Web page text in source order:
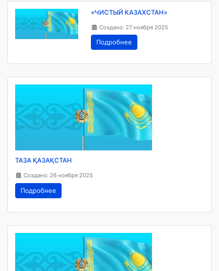
«ЧИСТЫЙ КАЗАХСТАН»
Создано: 27 ноября 2025
Подробнее
ТАЗА ҚАЗАҚСТАН
Создано: 26 ноября 2025
Подробнее